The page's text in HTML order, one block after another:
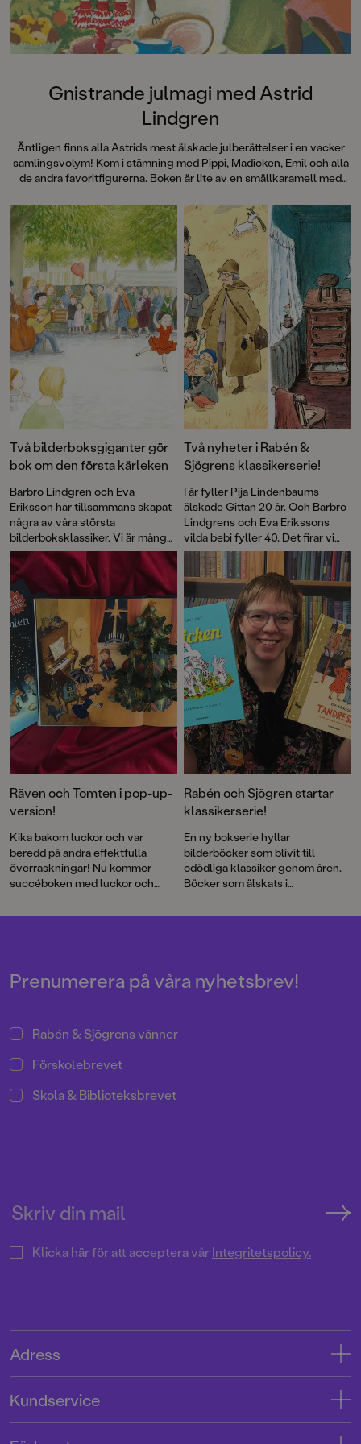
särskilt att rutscha
Dahlbergs bilder
en enda sekund.
uppslag finns tusen
följa familjens hund
sniffande äventyr."
BTJ.
Gnistrande julmagi med Astrid
Lindgren
Äntligen finns alla Astrids mest älskade julberättelser i en vacker
samlingsvolym! Kom i stämning med Pippi, Madicken, Emil och alla
de andra favoritfigurerna. Boken är lite av en smällkaramell med
Ingrid Vang Nyman och Eva Eriksson.
Två bilderboksgiganter gör
bok om den första kärleken
Barbro Lindgren och Eva
Eriksson har tillsammans skapat
några av våra största
bilderboksklassiker. Vi är många
som skrattat med Max, njutit av
den vilda bebins äventyr och
gråtit floder till Andrejs längtan.
Boken om Juan och Rosalia är
deras första gemensamma bok
på många år.
Två nyheter i Rabén &
Sjögrens klassikerserie!
I år fyller Pija Lindenbaums
älskade Gittan 20 år. Och Barbro
Lindgrens och Eva Erikssons
vilda bebi fyller 40. Det firar vi
med nyutgåvor av de första
böckerna som en del i vår
klassikerserie!
Räven och Tomten i pop-up-
version!
Kika bakom luckor och var
beredd på andra effektfulla
överraskningar! Nu kommer
succéboken med luckor och
stämning och dramatik i den fina
Rabén och Sjögren startar
klassikerserie!
En ny bokserie hyllar
bilderböcker som blivit till
odödliga klassiker genom åren.
Böcker som älskats i
kommer i nya jubileumsutgåvor.
tappade en tand.
Prenumerera på våra nyhetsbrev!
Rabén & Sjögrens vänner
Förskolebrevet
Skola & Biblioteksbrevet
Klicka här för att acceptera vårIntegritetspolicy.
Adress
Kundservice